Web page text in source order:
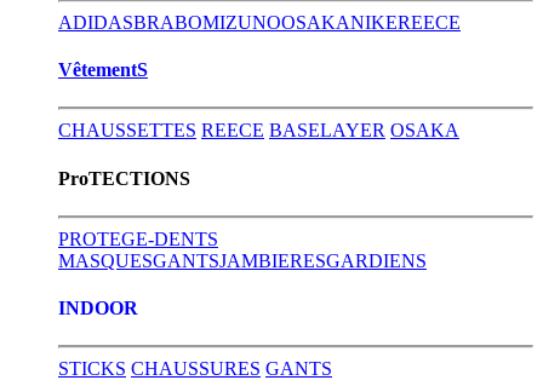
ADIDASBRABOMIZUNOOSAKANIKEREECE
VêtementS
CHAUSSETTES REECE BASELAYER OSAKA
ProTECTIONS
PROTEGE-DENTS
MASQUESGANTSJAMBIERESGARDIENS
INDOOR
STICKS CHAUSSURES GANTS